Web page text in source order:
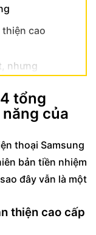
thiện cao
nhưng
xử lý
hỗ trợ sạc
hỗ trợ
tốt cho
tổng
của
thoại Samsung
bản tiền nhiệm
đây vẫn là một
thiện cao cấp